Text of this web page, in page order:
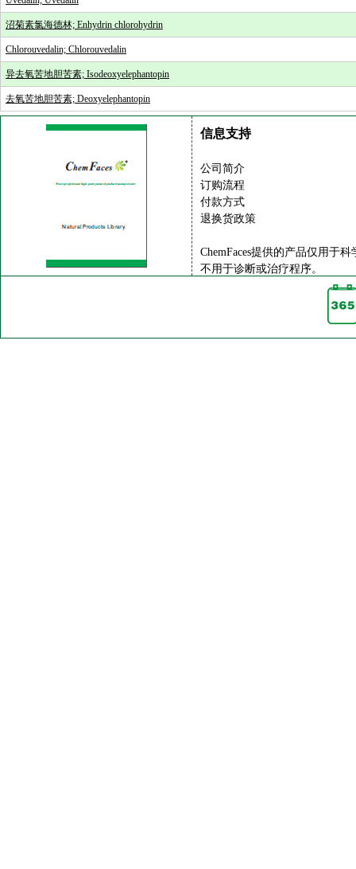
沼菊素氯海德林; Enhydrin chlorohydrin
Chlorouvedalin; Chlorouvedalin
异去氧苦地胆苦素; Isodeoxyelephantopin
去氧苦地胆苦素; Deoxyelephantopin
信息支持
公司简介
订购流程
付款方式
退换货政策
ChemFaces提供的产品仅用于
不用于诊断或治疗程序。